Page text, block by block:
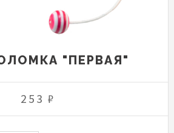
"ПЕРВАЯ"
253 ₽